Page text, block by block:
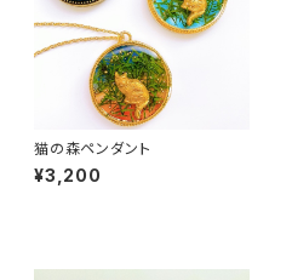
猫の森ペンダント
¥3,200